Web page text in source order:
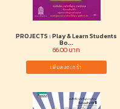
PROJECTS : Play & Learn Students
Bo...
66.00 บาท
เพิ่มลงตะกร้า